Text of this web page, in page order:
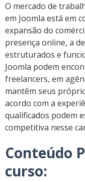
O mercado de
em Joomla está em
expansão do
presença online, a
estruturados e
Joomla podem
freelancers, em
mantêm seus
acordo com a
qualificados podem
competitiva nesse
Conteúdo
curso: